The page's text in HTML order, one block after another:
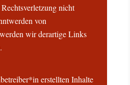
nicht
von
wir derartige Links
erstellten Inhalte